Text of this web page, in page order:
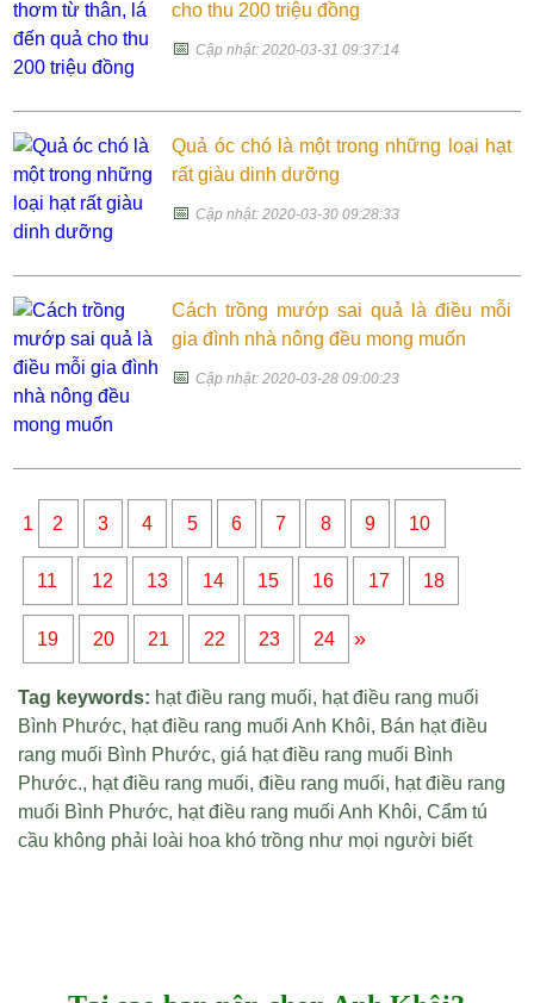
cho thu 200 triệu đồng
📅Cập nhật: 2020-03-31 09:37:14
Quả óc chó là một trong những loại hạt
rất giàu dinh dưỡng
📅Cập nhật: 2020-03-30 09:28:33
Cách trồng mướp sai quả là điều mỗi
gia đình nhà nông đều mong muốn
📅Cập nhật: 2020-03-28 09:00:23
1 2 3 4 5 6 7 8 9 10
11 12 13 14 15 16 17 18
19 20 21 22 23 24 »
Tag keywords: hạt điều rang muối, hạt điều rang muối
Bình Phước, hạt điều rang muối Anh Khôi, Bán hạt điều
rang muối Bình Phước,giá hạt điều rang muối Bình
Phước., hạt điều rang muối,điều rang muối, hạt điều rang
muối Bình Phước, hạt điều rang muối Anh Khôi,Cẩm tú
cầu không phải loài hoa khó trồng như mọi người biết